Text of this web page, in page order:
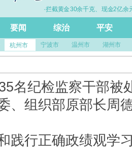
·拦截黄金30余千克、现金2亿余元
要闻 综治 平安
杭州市 宁波市 温州市 湖州市
名纪检监察干部被
、组织部原部长周
践行正确政绩观学